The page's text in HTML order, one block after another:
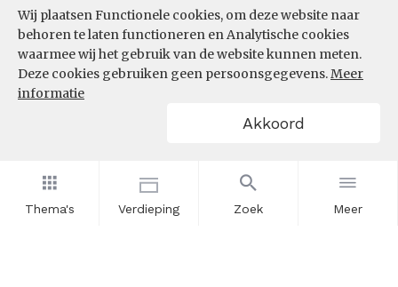
Thema's Verdieping Zoek Meer
Wij plaatsen Functionele cookies, om deze website naar
behoren te laten functioneren en Analytische cookies
waarmee wij het gebruik van de website kunnen meten.
Deze cookies gebruiken geen persoonsgegevens.Meer
informatie
Akkoord
InZicht
Contact